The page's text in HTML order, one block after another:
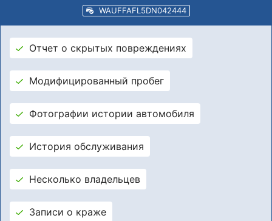
WAUFFAFL5DN042444
Отчет о скрытых повреждениях
Модифицированный пробег
Фотографии истории автомобиля
История обслуживания
Несколько владельцев
Записи о краже